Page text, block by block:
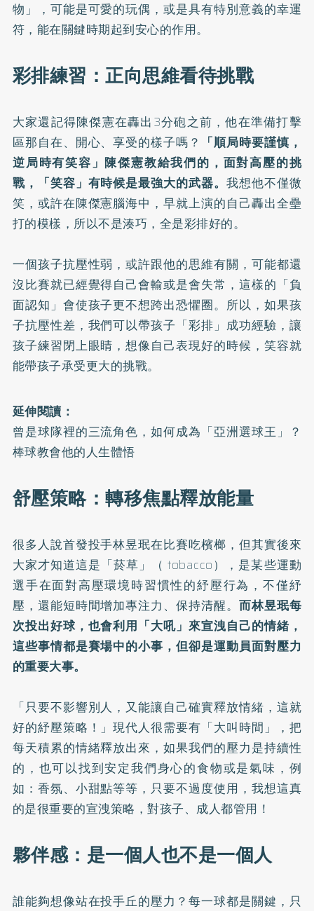
物」，可能是可愛的玩偶，或是具有特別意義的幸運
符，能在關鍵時期起到安心的作用。
彩排練習：正向思維看待挑戰
大家還記得陳傑憲在轟出3分砲之前，他在準備打擊
區那自在、開心、享受的樣子嗎？ 「順局時要謹慎，
逆局時有笑容」陳傑憲教給我們的，面對高壓的挑
戰，「笑容」有時候是最強大的武器。 我想他不僅微
笑，或許在陳傑憲腦海中，早就上演的自己轟出全壘
打的模樣，所以不是湊巧，全是彩排好的。
一個孩子抗壓性弱，或許跟他的思維有關，可能都還
沒比賽就已經覺得自己會輸或是會失常，這樣的「負
面認知」會使孩子更不想跨出恐懼圈。所以，如果孩
子抗壓性差，我們可以帶孩子「彩排」成功經驗，讓
孩子練習閉上眼睛，想像自己表現好的時候，笑容就
能帶孩子承受更大的挑戰。
延伸閱讀：
曾是球隊裡的三流角色，如何成為「亞洲選球王」？
棒球教會他的人生體悟
舒壓策略：轉移焦點釋放能量
很多人說首發投手林昱珉在比賽吃檳榔，但其實後來
大家才知道這是「菸草」（ tobacco），是某些運動
選手在面對高壓環境時習慣性的紓壓行為，不僅紓
壓，還能短時間增加專注力、保持清醒。 而林昱珉每
次投出好球，也會利用「大吼」來宣洩自己的情緒，
這些事情都是賽場中的小事，但卻是運動員面對壓力
的重要大事。
「只要不影響別人，又能讓自己確實釋放情緒，這就
好的紓壓策略！」現代人很需要有「大叫時間」，把
每天積累的情緒釋放出來，如果我們的壓力是持續性
的，也可以找到安定我們身心的食物或是氣味，例
如：香氛、小甜點等等，只要不過度使用，我想這真
的是很重要的宣洩策略，對孩子、成人都管用！
​夥伴感：是一個人也不是一個人
誰能夠想像站在投手丘的壓力？每一球都是關鍵，只